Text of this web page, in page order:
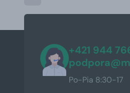
+421 944
Po-Pia 8:30-17